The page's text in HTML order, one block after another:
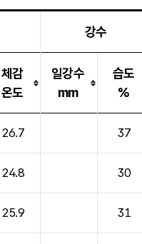
강수
체감
온도
일강수
mm
습도
%
26.7 37
24.8 30
25.9 31